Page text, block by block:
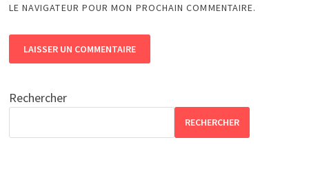
LE NAVIGATEUR POUR MON PROCHAIN COMMENTAIRE.
Rechercher
RECHERCHER